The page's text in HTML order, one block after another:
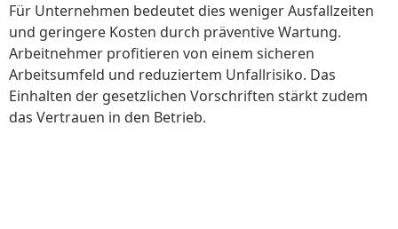
Für Unternehmen bedeutet dies weniger Ausfallzeiten
und geringere Kosten durch präventive Wartung.
Arbeitnehmer profitieren von einem sicheren
Arbeitsumfeld und reduziertem Unfallrisiko. Das
Einhalten der gesetzlichen Vorschriften stärkt zudem
das Vertrauen in den Betrieb.